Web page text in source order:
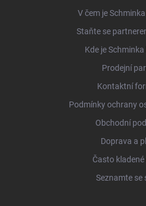
V čem je
Staňte se
Kde je
Prodejní
Kontaktní
Podmínky ochrany
Obchodní
Doprava a
Často
Seznamte se